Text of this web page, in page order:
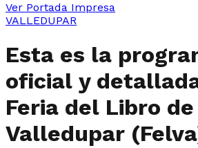
Ver Portada Impresa
VALLEDUPAR
Esta es la
oficial y
Feria del Libro de
Valledupar